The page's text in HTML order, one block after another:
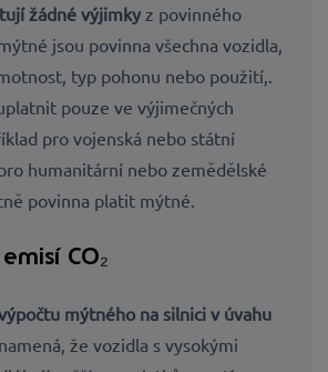
žádné výjimky z povinného
jsou povinna všechna vozidla,
typ pohonu nebo použití,.
pouze ve výjimečných
pro vojenská nebo státní
humanitární nebo zemědělské
povinna platit mýtné.
CO₂
mýtného na silnici v úvahu
že vozidla s vysokými